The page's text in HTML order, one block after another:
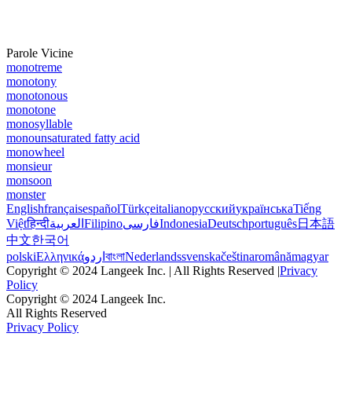
Parole Vicine
monotreme
monotony
monotonous
monotone
monosyllable
monounsaturated fatty acid
monowheel
monsieur
monsoon
monster
EnglishfrançaisespañolTürkçeitalianoрусскийукраїнськаTiếng
Việtहिन्दीالعربية FilipinoفارسیIndonesiaDeutschportuguês日本語
中文한국어
polskiΕλληνικάاردو বাংলাNederlandssvenskačeštinaromânămagyar
Copyright © 2024 Langeek Inc. | All Rights Reserved |Privacy
Policy
Copyright © 2024 Langeek Inc.
All Rights Reserved
Privacy Policy